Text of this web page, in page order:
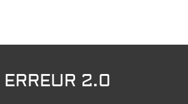
ERREUR 2.0